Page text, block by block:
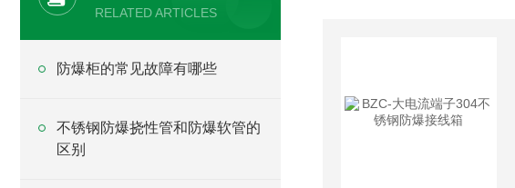
RELATED ARTICLES
防爆柜的常见故障有哪些
不锈钢防爆挠性管和防爆软管的
区别